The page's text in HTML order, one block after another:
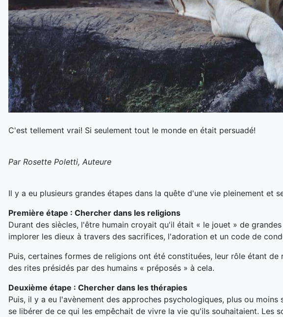
C'est tellement vrai! Si seulement tout le monde en était persuadé!
Par Rosette Poletti, Auteure
Il y a eu plusieurs grandes étapes dans la quête d'une vie pleinement et
Première étape : Chercher dans les religions
Durant des siècles, l'être humain croyait qu'il était « le jouet » de
implorer les dieux à travers des sacrifices, l'adoration et un code de
Puis, certaines formes de religions ont été constituées, leur rôle étant
des rites présidés par des humains « préposés » à cela.
Deuxième étape : Chercher dans les thérapies
Puis, il y a eu l'avènement des approches psychologiques, plus ou
se libérer de ce qui les empêchait de vivre la vie qu'ils souhaitaient. Les